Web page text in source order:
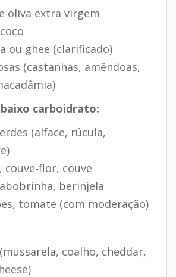
oliva extra virgem
ou ghee (clarificado)
(castanhas, amêndoas,
carboidrato:
(alface, rúcula,
couve‑flor, couve
berinjela
tomate (com moderação)
coalho, cheddar,